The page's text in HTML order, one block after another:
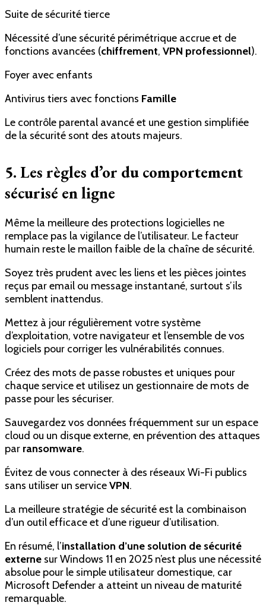
Suite de sécurité tierce
Nécessité d’une sécurité périmétrique accrue et de
fonctions avancées (chiffrement, VPN professionnel).
Foyer avec enfants
Antivirus tiers avec fonctions Famille
Le contrôle parental avancé et une gestion simplifiée
de la sécurité sont des atouts majeurs.
5. Les règles d’or du comportement
sécurisé en ligne
Même la meilleure des protections logicielles ne
remplace pas la vigilance de l’utilisateur. Le facteur
humain reste le maillon faible de la chaîne de sécurité.
Soyez très prudent avec les liens et les pièces jointes
reçus par email ou message instantané, surtout s’ils
semblent inattendus.
Mettez à jour régulièrement votre système
d’exploitation, votre navigateur et l’ensemble de vos
logiciels pour corriger les vulnérabilités connues.
Créez des mots de passe robustes et uniques pour
chaque service et utilisez un gestionnaire de mots de
passe pour les sécuriser.
Sauvegardez vos données fréquemment sur un espace
cloud ou un disque externe, en prévention des attaques
par ransomware.
Évitez de vous connecter à des réseaux Wi-Fi publics
sans utiliser un serviceVPN.
La meilleure stratégie de sécurité est la combinaison
d’un outil efficace et d’une rigueur d’utilisation.
En résumé, l’installation d’une solution de sécurité
externe sur Windows 11 en 2025 n’est plus une nécessité
absolue pour le simple utilisateur domestique, car
Microsoft Defender a atteint un niveau de maturité
remarquable.